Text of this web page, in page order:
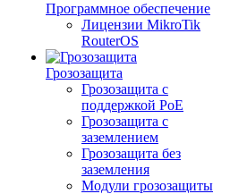
Программное обеспечение
Лицензии MikroTik
RouterOS
Грозозащита
Грозозащита с
поддержкой PoE
Грозозащита с
заземлением
Грозозащита без
заземления
Модули грозозащиты